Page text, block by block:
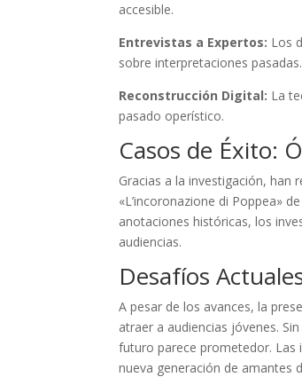
accesible.
Entrevistas a Expertos: Los
sobre interpretaciones pasadas.
Reconstrucción Digital: La
pasado operístico.
Casos de Éxito:
Gracias a la investigación, han
«L’incoronazione di Poppea»
anotaciones históricas, los
audiencias.
Desafíos
A pesar de los avances, la
atraer a audiencias jóvenes.
futuro parece prometedor. Las
nueva generación de amantes